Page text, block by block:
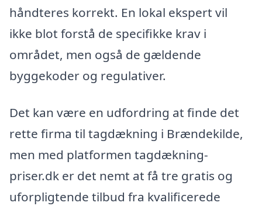
håndteres korrekt. En lokal ekspert vil
ikke blot forstå de specifikke krav i
området, men også de gældende
byggekoder og regulativer.
Det kan være en udfordring at finde det
rette firma til tagdækning i Brændekilde,
men med platformen tagdækning-
priser.dk er det nemt at få tre gratis og
uforpligtende tilbud fra kvalificerede